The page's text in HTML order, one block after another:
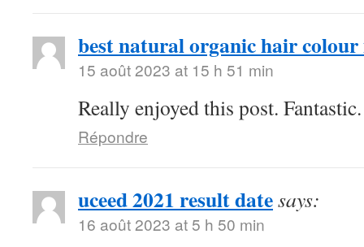
best natural organic hair
15 août 2023 at 15 h 51 min
Really enjoyed this post. Fantastic.
Répondre
uceed 2021 result datesays:
16 août 2023 at 5 h 50 min